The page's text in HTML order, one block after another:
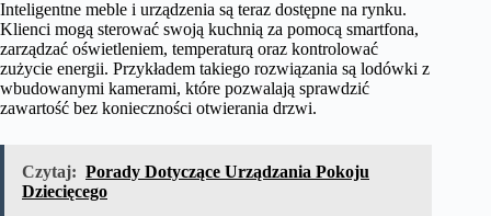
Inteligentne meble i urządzenia są teraz dostępne na rynku.
Klienci mogą sterować swoją kuchnią za pomocą smartfona,
zarządzać oświetleniem, temperaturą oraz kontrolować
zużycie energii. Przykładem takiego rozwiązania są lodówki z
wbudowanymi kamerami, które pozwalają sprawdzić
zawartość bez konieczności otwierania drzwi.
Czytaj: Porady Dotyczące Urządzania Pokoju
Dziecięcego